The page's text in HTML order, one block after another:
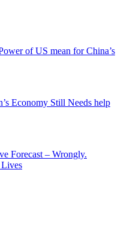
of US mean for China’s
Economy Still Needs help
Forecast – Wrongly.